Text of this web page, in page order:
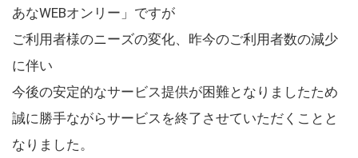
あなWEBオンリー」ですが
ご利用者様のニーズの変化、昨今のご利用者数の減少
に伴い
今後の安定的なサービス提供が困難となりましたため
誠に勝手ながらサービスを終了させていただくことと
なりました。